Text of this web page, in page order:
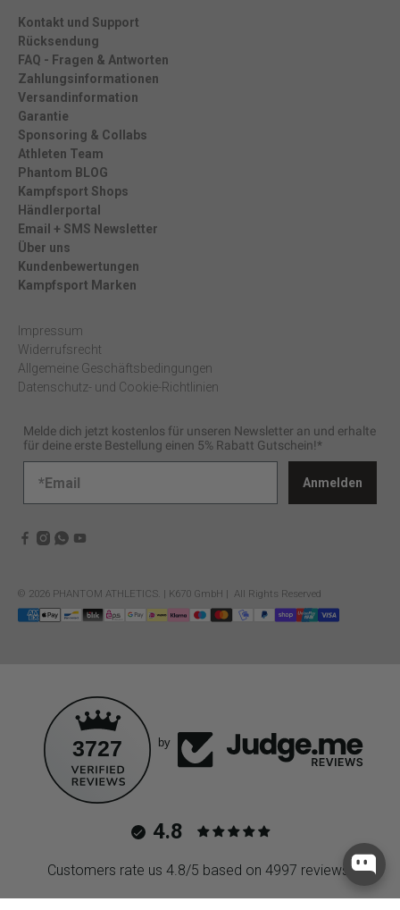
Kontakt und Support
Rücksendung
FAQ - Fragen & Antworten
Zahlungsinformationen
Versandinformation
Garantie
Sponsoring & Collabs
Athleten Team
Phantom BLOG
Kampfsport Shops
Händlerportal
Email + SMS Newsletter
Über uns
Kundenbewertungen
Kampfsport Marken
Impressum
Widerrufsrecht
Allgemeine Geschäftsbedingungen
Datenschutz- und Cookie-Richtlinien
Melde dich jetzt kostenlos für unseren Newsletter an und erhalte
für deine erste Bestellung einen 5% Rabatt Gutschein!*
Anmelden
© 2026 PHANTOM ATHLETICS. | K670 GmbH | All Rights Reserved
3727 by
4.8
Customers rate us 4.8/5 based on 4997 reviews.